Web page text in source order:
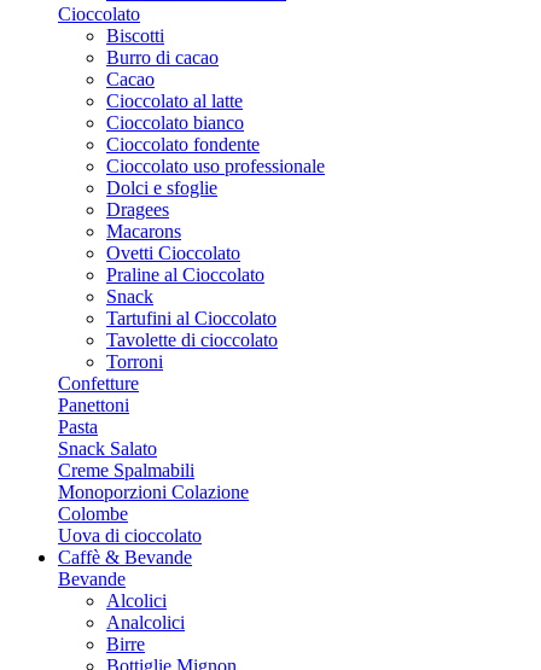
Cioccolato
Biscotti
Burro di cacao
Cacao
Cioccolato al latte
Cioccolato bianco
Cioccolato fondente
Cioccolato uso professionale
Dolci e sfoglie
Dragees
Macarons
Ovetti Cioccolato
Praline al Cioccolato
Snack
Tartufini al Cioccolato
Tavolette di cioccolato
Torroni
Confetture
Panettoni
Pasta
Snack Salato
Creme Spalmabili
Monoporzioni Colazione
Colombe
Uova di cioccolato
Caffè & Bevande
Bevande
Alcolici
Analcolici
Birre
Bottiglie Mignon